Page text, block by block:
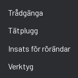
Trådgänga
Tätplugg
Insats för rörändar
Verktyg